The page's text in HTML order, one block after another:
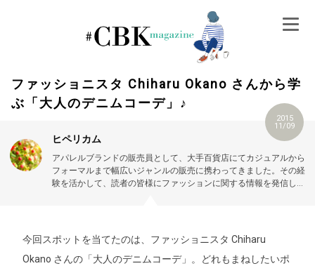
ファッショニスタ Chiharu Okano さんから学
ぶ「大人のデニムコーデ」♪
2015
11/09
ヒペリカム
アパレルブランドの販売員として、大手百貨店にてカジュアルから
フォーマルまで幅広いジャンルの販売に携わってきました。その経
験を活かして、読者の皆様にファッションに関する情報を発信して
今回スポットを当てたのは、ファッショニスタ Chiharu
Okano さんの「大人のデニムコーデ」。どれもまねしたいポ